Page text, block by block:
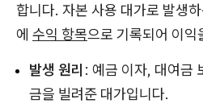
합니다. 자본 사용 대가로 발생
에 수익 항목으로 기록되어 이익
발생 원리 : 예금 이자, 대여금
금을 빌려준 대가입니다.